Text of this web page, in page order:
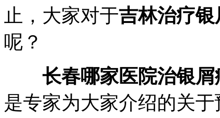
止，大家对于吉林治疗
呢？
长春哪家医院治银
是专家为大家介绍的关